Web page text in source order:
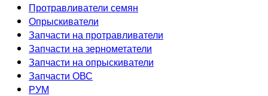
Протравливатели семян
Опрыскиватели
Запчасти на протравливатели
Запчасти на зернометатели
Запчасти на опрыскиватели
Запчасти ОВС
РУМ